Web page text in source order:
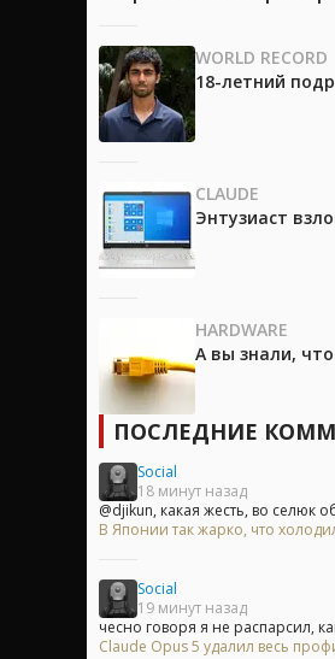
WORLD RECORD
18-летний
CLAUDE
Энтузиаст
HARDWARE
А вы знали,
ПОСЛЕДНИЕ
Social
18 минут назад
@djikun, какая жесть, во селюк
В Японии так жарко, что
Social
19 минут назад
чесно говоря я не распарсил,
Claude Opus 5 удалил весь